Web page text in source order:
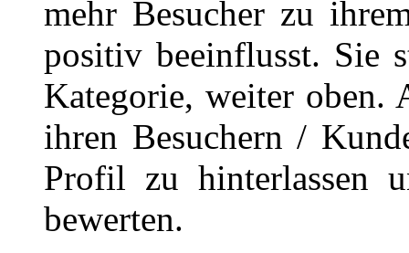
mehr Besucher zu
positiv beeinflusst. Sie
Kategorie, weiter oben.
ihren Besuchern /
Profil zu hinterlassen
bewerten.